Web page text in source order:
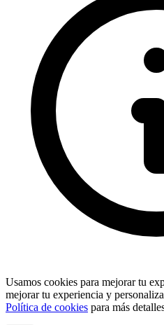
Usamos cookies para mejorar tu
mejorar tu experiencia y
Política de cookies para más